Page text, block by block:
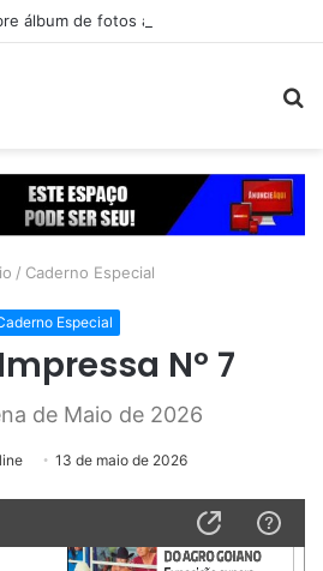
/ Caderno Especial
Especial
Nº 7
de Maio de 2026
13 de maio de 2026